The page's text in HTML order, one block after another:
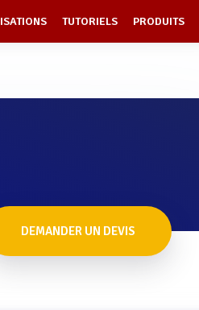
TUTORIELS PRODUITS
DEMANDER UN DEVIS